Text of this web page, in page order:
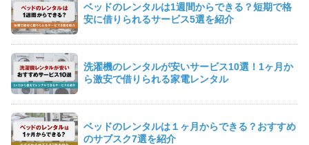
ベッドのレンタルは1週間からできる？短期で格
安に借りられるサービス5選を紹介
洗濯機のレンタルが安いサービス10選！1ヶ月か
ら激安で借りられる家電レンタル
ベッドのレンタルは１ヶ月からできる？おすすめ
のサブスク7選を紹介